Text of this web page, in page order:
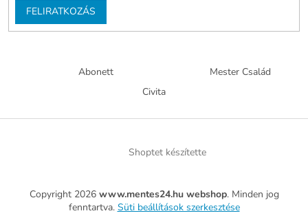
FELIRATKOZÁS
Abonett
Mester Család
Civita
Shoptet készítette
Copyright 2026 www.mentes24.hu webshop. Minden jog
fenntartva. Süti beállítások szerkesztése